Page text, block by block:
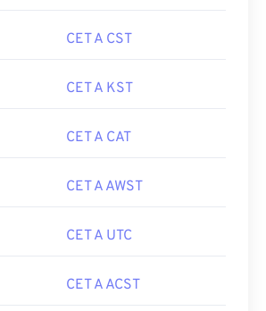
CET A CST
CET A KST
CET A CAT
CET A AWST
CET A UTC
CET A ACST